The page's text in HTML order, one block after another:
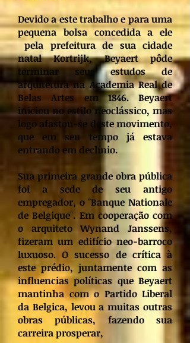
Devido a este trabalho e para uma
pequena bolsa concedida a ele
pela prefeitura de sua cidade
natal Kortrijk, Beyaert pôde
terminar seus estudos de
arquitetura na Academia Real de
Belas Artes em 1846. Beyaert
iniciou no estilo neoclássico, mas
logo afastou-se deste movimento,
que em seu tempo já estava
entrando em declínio.
Sua primeira grande obra pública
foi a sede de seu antigo
empregador, o "Banque Nationale
de Belgique". Em cooperação com
o arquiteto Wynand Janssens,
fizeram um edifício neo-barroco
luxuoso. O sucesso de crítica à
este prédio, juntamente com as
influencias políticas que Beyaert
mantinha com o Partido Liberal
da Belgica, levou a muitas outras
obras públicas, fazendo sua
carreira prosperar,